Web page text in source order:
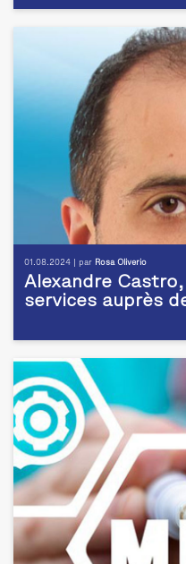
01.08.2024 | par Rosa Oliverio
Alexandre Castro,
services auprès